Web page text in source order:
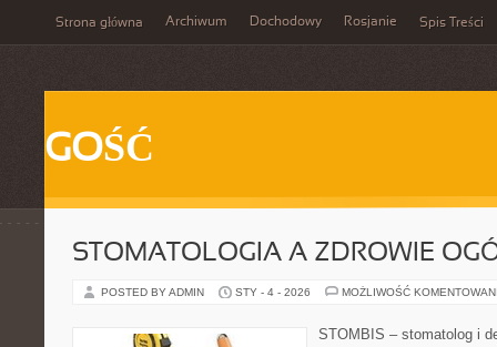
Strona główna Archiwum Dochodowy Rosjanie Spis Treści
GOŚĆ
STOMATOLOGIA A ZDROWIE
POSTED BY ADMIN STY - 4 - 2026 MOŻLIWOŚĆ
STOMBIS – stomatolog i